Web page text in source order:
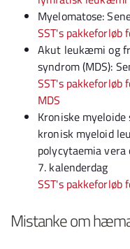
Myelomatose:
SST's pakkeforløb
Akut leukæmi og
syndrom (MDS):
SST's
MDS
Kroniske
kronisk myeloid
polycytaemia
7. kalenderdag
SST's pakkeforløb
Mistanke om